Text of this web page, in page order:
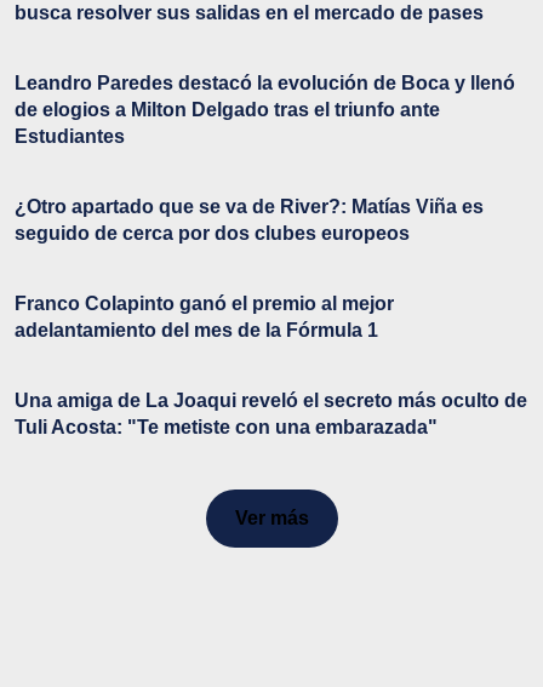
busca resolver sus salidas en el mercado de pases
Leandro Paredes destacó la evolución de Boca y llenó
de elogios a Milton Delgado tras el triunfo ante
Estudiantes
¿Otro apartado que se va de River?: Matías Viña es
seguido de cerca por dos clubes europeos
Franco Colapinto ganó el premio al mejor
adelantamiento del mes de la Fórmula 1
Una amiga de La Joaqui reveló el secreto más oculto de
Tuli Acosta: "Te metiste con una embarazada"
Ver más